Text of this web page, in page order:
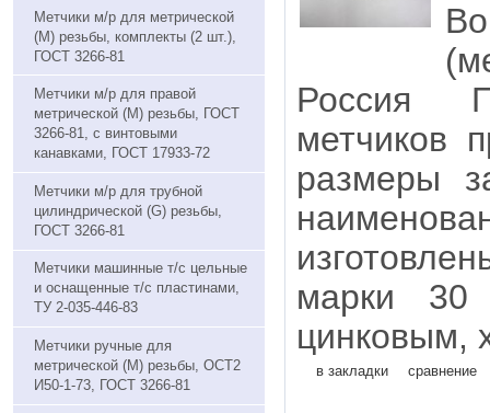
Метчики м/р для метрической
(М) резьбы, комплекты (2 шт.),
ГОСТ 3266-81
Метчики м/р для правой
метрической (М) резьбы, ГОСТ
3266-81, с винтовыми
канавками, ГОСТ 17933-72
Метчики м/р для трубной
цилиндрической (G) резьбы,
ГОСТ 3266-81
Метчики машинные т/с цельные
и оснащенные т/с пластинами,
ТУ 2-035-446-83
Метчики ручные для
метрической (М) резьбы, ОСТ2
И50-1-73, ГОСТ 3266-81
Россия
метчиков
размеры
марки 30
цинковым,
в закладки сравнение